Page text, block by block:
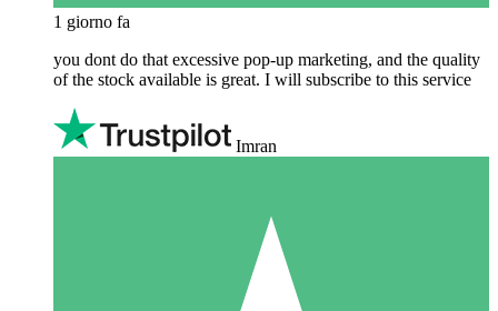
1 giorno fa
you dont do that excessive pop-up marketing, and the quality
of the stock available is great. I will subscribe to this service
Imran